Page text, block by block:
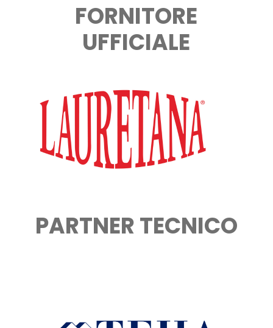
FORNITORE
UFFICIALE
PARTNER TECNICO